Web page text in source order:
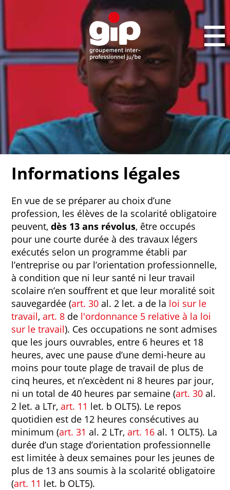
Informations légales
En vue de se préparer au choix d’une
profession, les élèves de la scolarité obligatoire
peuvent,dès 13 ans révolus, être occupés
pour une courte durée à des travaux légers
exécutés selon un programme établi par
l’entreprise ou par l’orientation professionnelle,
à condition que ni leur santé ni leur travail
scolaire n’en souffrent et que leur moralité soit
sauvegardée (art. 30 al. 2 let. a de la loi sur le
travail,art. 8 de l'ordonnance 5 relative à la loi
sur le travail). Ces occupations ne sont admises
que les jours ouvrables, entre 6 heures et 18
heures, avec une pause d’une demi-heure au
moins pour toute plage de travail de plus de
cinq heures, et n’excèdent ni 8 heures par jour,
ni un total de 40 heures par semaine (art. 30 al.
2 let. a LTr,art. 11 let. b OLT5). Le repos
quotidien est de 12 heures consécutives au
minimum (art. 31 al. 2 LTr,art. 16 al. 1 OLT5). La
durée d’un stage d’orientation professionnelle
est limitée à deux semaines pour les jeunes de
plus de 13 ans soumis à la scolarité obligatoire
(art. 11 let. b OLT5).